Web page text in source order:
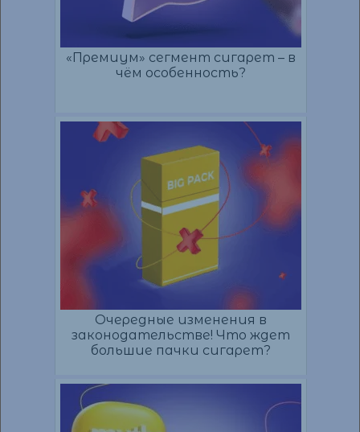
«Премиум» сегмент сигарет – в
чём особенность?
Очередные изменения в
законодательстве! Что ждет
большие пачки сигарет?